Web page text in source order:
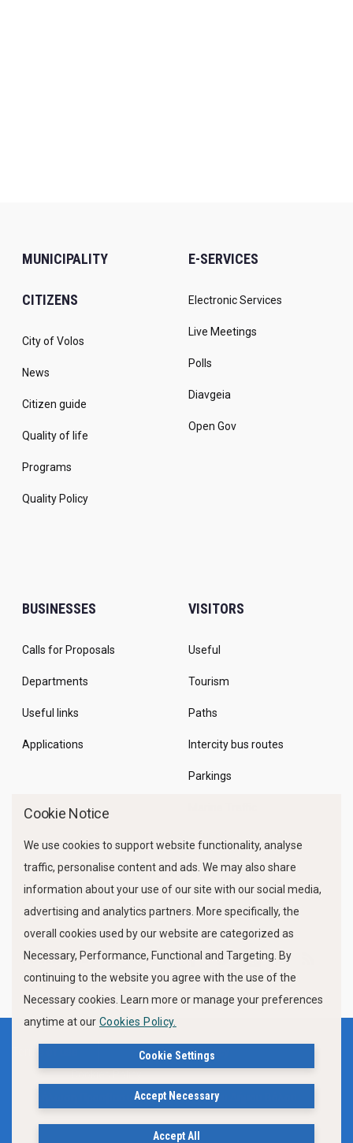
MUNICIPALITY
CITIZENS
City of Volos
News
Citizen guide
Quality of life
Programs
Quality Policy
E-SERVICES
Electronic Services
Live Meetings
Polls
Diavgeia
Open Gov
BUSINESSES
Calls for Proposals
Departments
Useful links
Applications
VISITORS
Useful
Tourism
Paths
Intercity bus routes
Parkings
FOLLOW US
Privacy Policy
Δήλωση Προσβασιμότητας Ιστότοπου Δήμου Βόλου
Cookie Notice
We use cookies to support website functionality, analyse
traffic, personalise content and ads. We may also share
information about your use of our site with our social media,
advertising and analytics partners. More specifically, the
overall cookies used by our website are categorized as
Necessary, Performance, Functional and Targeting. By
continuing to the website you agree with the use of the
Necessary cookies. Learn more or manage your preferences
anytime at our Cookies Policy.
Cookie Settings
Accept Necessary
Accept All